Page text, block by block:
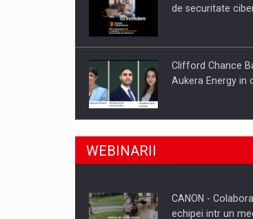
din Romania, preiau compania intr-o tranzactie de
de securitate
Clifford Chance
Aukera Energy in
SAPTE
Hard Enduro
WEBINARII
CANON -
echipei intr un